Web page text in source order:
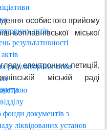
актів
результативності
регуляторних актів
фонди документів з
ліквідованих установ
особистого прийому
міської
електронних петицій,
міській раді